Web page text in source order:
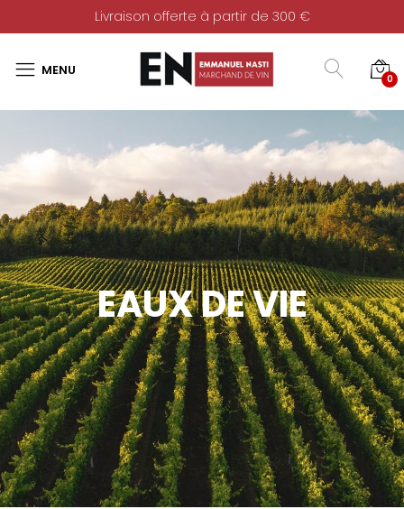
Livraison offerte à partir de 300 €
0
EAUX DE VIE